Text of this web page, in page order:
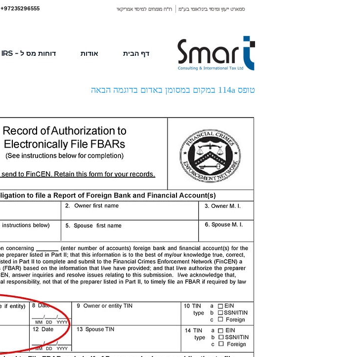
+97235296555 רו"ח מומחים למיסוי אמריקאי סמארט ייעוץ ומיסוי בינלאומי בע"מ
דף הבית אודות דוחות מס ל - IRS
טופס 114a במקום במסומן באדום בדוגמה הבאה